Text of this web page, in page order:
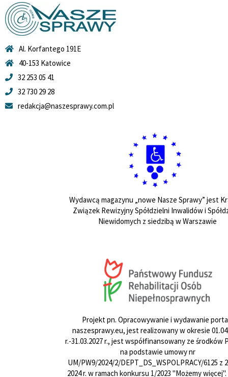
Al. Korfantego 191E
40-153 Katowice
32 253 05 41
32 730 29 28
redakcja@naszesprawy.com.pl
Wydawcą magazynu „nowe Nasze Sprawy” jest
Związek Rewizyjny Spółdzielni Inwalidów i
Niewidomych z siedzibą w Warszawie
Projekt pn. Opracowywanie i wydawanie
naszesprawy.eu, jest realizowany w okresie
r.-31.03.2027 r., jest współfinansowany ze środków
na podstawie umowy nr
UM/PW9/2024/2/DEPT_DS_WSPOLPRACY/6125 z
2024 r. w ramach konkursu 1/2023 "Możemy więcej".